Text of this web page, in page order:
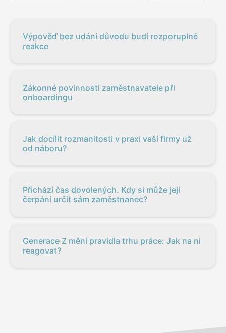
Výpověď bez udání důvodu budí rozporuplné
reakce
Zákonné povinnosti zaměstnavatele při
onboardingu
Jak docílit rozmanitosti v praxi vaší firmy už
od náboru?
Přichází čas dovolených. Kdy si může její
čerpání určit sám zaměstnanec?
Generace Z mění pravidla trhu práce: Jak na ni
reagovat?